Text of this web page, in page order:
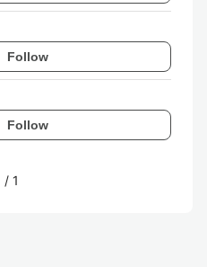
Follow
Follow
/ 1